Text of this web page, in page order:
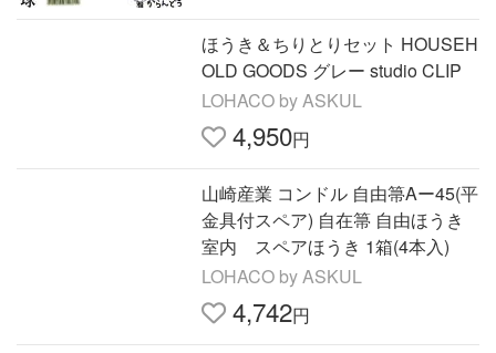
ほうき＆ちりとりセット HOUSEH
OLD GOODS グレー studio CLIP
LOHACO by ASKUL
4,950円
山崎産業 コンドル 自由箒Aー45(平
金具付スペア) 自在箒 自由ほうき
室内 スペアほうき 1箱(4本入)
LOHACO by ASKUL
4,742円